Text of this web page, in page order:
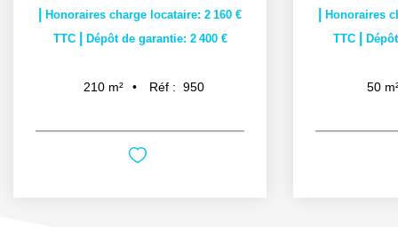
Honoraires charge locataire: 2 160 €
TTC
Dépôt de garantie: 2 400 €
210 m² Réf : 950
Honoraires
TTC
50